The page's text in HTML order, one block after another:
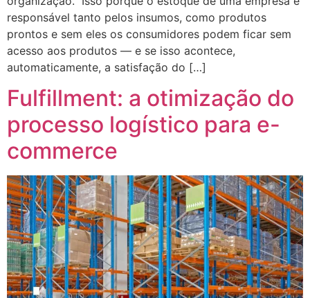
responsável tanto pelos insumos, como produtos
prontos e sem eles os consumidores podem ficar sem
acesso aos produtos — e se isso acontece,
automaticamente, a satisfação do […]
Fulfillment: a otimização do
processo logístico para e-
commerce